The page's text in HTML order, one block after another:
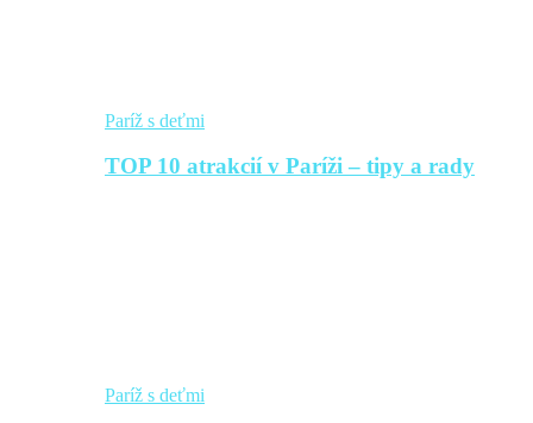
Paríž s deťmi
TOP 10 atrakcií v Paríži – tipy a rady
Paríž s deťmi